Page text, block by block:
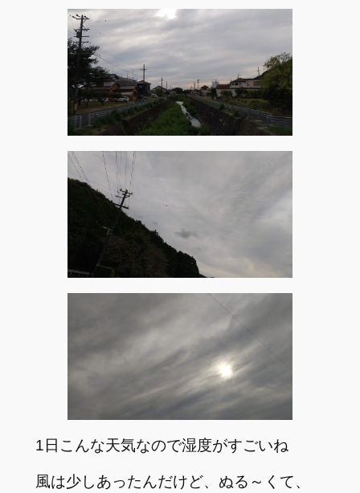
1日こんな天気なので湿度がすごいね
風は少しあったんだけど、ぬる～くて、